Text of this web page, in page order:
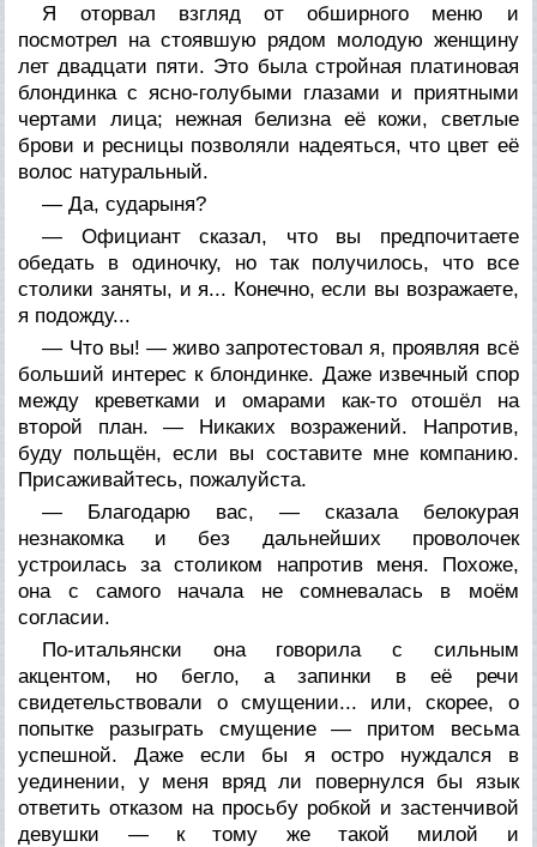
Я оторвал взгляд от обширного меню и
посмотрел на стоявшую рядом молодую женщину
лет двадцати пяти. Это была стройная платиновая
блондинка с ясно-голубыми глазами и приятными
чертами лица; нежная белизна её кожи, светлые
брови и ресницы позволяли надеяться, что цвет её
волос натуральный.
— Да, сударыня?
— Официант сказал, что вы предпочитаете
обедать в одиночку, но так получилось, что все
столики заняты, и я... Конечно, если вы возражаете,
я подожду...
— Что вы! — живо запротестовал я, проявляя всё
больший интерес к блондинке. Даже извечный спор
между креветками и омарами как-то отошёл на
второй план. — Никаких возражений. Напротив,
буду польщён, если вы составите мне компанию.
Присаживайтесь, пожалуйста.
— Благодарю вас, — сказала белокурая
незнакомка и без дальнейших проволочек
устроилась за столиком напротив меня. Похоже,
она с самого начала не сомневалась в моём
согласии.
По-итальянски она говорила с сильным
акцентом, но бегло, а запинки в её речи
свидетельствовали о смущении... или, скорее, о
попытке разыграть смущение — притом весьма
успешной. Даже если бы я остро нуждался в
уединении, у меня вряд ли повернулся бы язык
ответить отказом на просьбу робкой и застенчивой
девушки — к тому же такой милой и